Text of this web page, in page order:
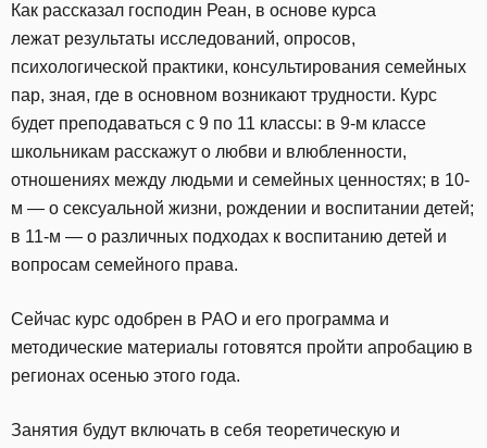
Как рассказал господин Реан, в основе курса
лежат результаты исследований, опросов,
психологической практики, консультирования семейных
пар, зная, где в основном возникают трудности. Курс
будет преподаваться с 9 по 11 классы: в 9-м классе
школьникам расскажут о любви и влюбленности,
отношениях между людьми и семейных ценностях; в 10-
м — о сексуальной жизни, рождении и воспитании детей;
в 11-м — о различных подходах к воспитанию детей и
вопросам семейного права.
Сейчас курс одобрен в РАО и его программа и
методические материалы готовятся пройти апробацию в
регионах осенью этого года.
Занятия будут включать в себя теоретическую и